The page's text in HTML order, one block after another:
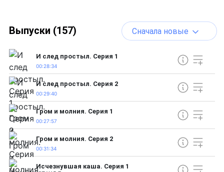
Выпуски (157) Сначала новые
И след простыл. Серия 1
00:28:34
И след простыл. Серия 2
00:29:40
Гром и молния. Серия 1
00:27:57
Гром и молния. Серия 2
00:31:34
Исчезнувшая каша. Серия 1